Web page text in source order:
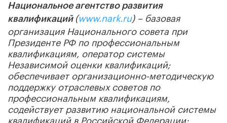
Национальное агентство развития
квалификаций (www.nark.ru) – базовая
организация Национального совета при
Президенте РФ по профессиональным
квалификациям, оператор системы
Независимой оценки квалификаций;
обеспечивает организационно-методическую
поддержку отраслевых советов по
профессиональным квалификациям,
содействует развитию национальной системы
квалификаций в Российской Федерации;